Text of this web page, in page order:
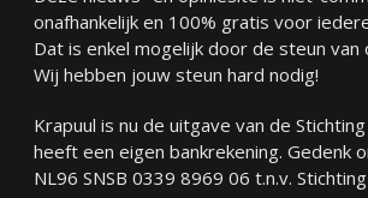
onafhankelijk en 100% gratis voor
Dat is enkel mogelijk door de steun van
Wij hebben jouw steun hard nodig!
Krapuul is nu de uitgave van de
heeft een eigen bankrekening. Gedenk
NL96 SNSB 0339 8969 06 t.n.v.